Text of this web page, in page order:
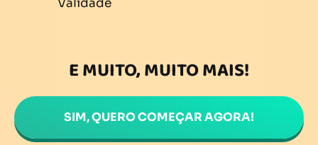
Validade
E MUITO, MUITO MAIS!
SIM, QUERO COMEÇAR AGORA!